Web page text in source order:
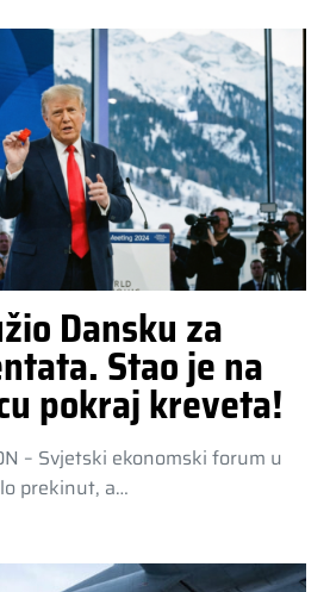
Dansku za
Stao je na
pokraj kreveta!
– Svjetski ekonomski forum u
prekinut, a…